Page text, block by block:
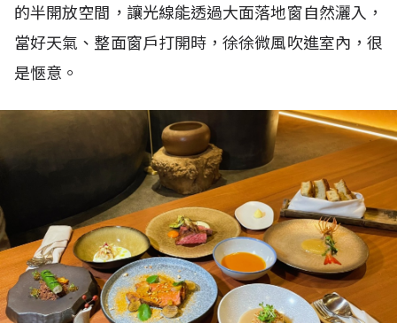
的半開放空間，讓光線能透過大面落地窗自然灑入，
當好天氣、整面窗戶打開時，徐徐微風吹進室內，很
是愜意。